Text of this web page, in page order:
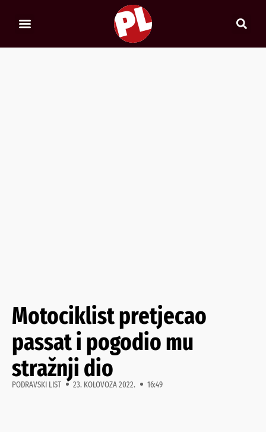
Motociklist pretjecao
passat i pogodio mu
stražnji dio
PODRAVSKI LIST 23. KOLOVOZA 2022. 16:49